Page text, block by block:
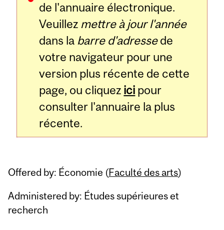
de l'annuaire électronique.
Veuillez mettre à jour l'année
dans la barre d'adressede
votre navigateur pour une
version plus récente de cette
page, ou cliquez ici pour
consulter l'annuaire la plus
récente.
Offered by: Économie (Faculté des arts)
Administered by: Études supérieures et
recherch